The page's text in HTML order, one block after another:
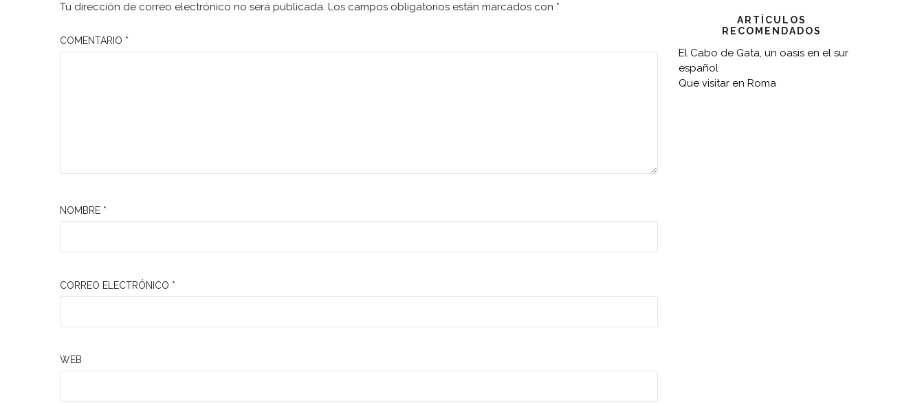
Tu dirección de correo electrónico no será publicada. Los campos obligatorios están marcados con *
COMENTARIO *
NOMBRE *
CORREO ELECTRÓNICO *
WEB
ARTÍCULOS
RECOMENDADOS
El Cabo de Gata, un oasis en el sur
español
Que visitar en Roma